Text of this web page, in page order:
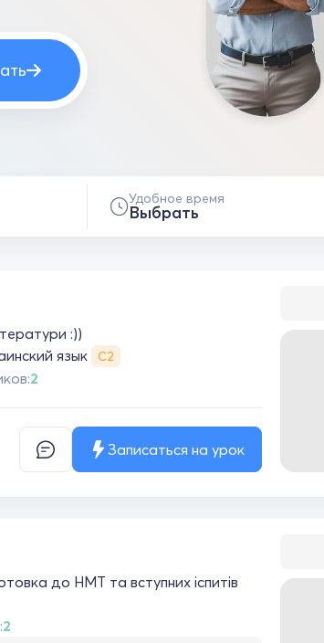
Удобное время
Выбрать
:))
язык С2
2
Записаться на урок
до НМТ та вступних іспитів
2